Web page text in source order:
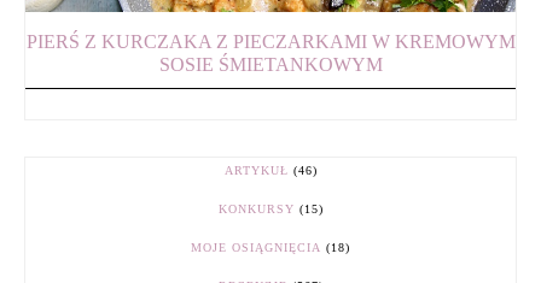
PIERŚ Z KURCZAKA Z PIECZARKAMI W KREMOWYM
SOSIE ŚMIETANKOWYM
ARTYKUŁ (46)
KONKURSY (15)
MOJE OSIĄGNIĘCIA (18)